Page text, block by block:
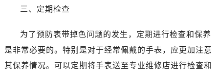
三、定期检查
为了预防表带掉色问题的发生，定期进行检查和保养
是非常必要的。特别是对于经常佩戴的手表，应更加注意
其保养情况。可以定期将手表送至专业维修店进行检查和